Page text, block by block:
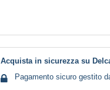
Acquista in sicurezza su
Pagamento sicuro gestito